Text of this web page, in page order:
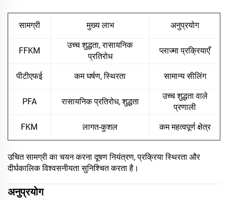
सामग्री मुख्य लाभ अनुप्रयोग
FFKM
उच्च शुद्धता, रासायनिक
प्रतिरोध
प्लाज्मा प्रक्रियाएँ
पीटीएफई कम घर्षण, स्थिरता सामान्य सीलिंग
PFA रासायनिक प्रतिरोध, शुद्धता
उच्च शुद्धता वाले
प्रणाली
FKM लागत-कुशल कम महत्वपूर्ण क्षेत्र
उचित सामग्री का चयन करना दूषण नियंत्रण, प्रक्रिया स्थिरता और
दीर्घकालिक विश्वसनीयता सुनिश्चित करता है।
अनुप्रयोग